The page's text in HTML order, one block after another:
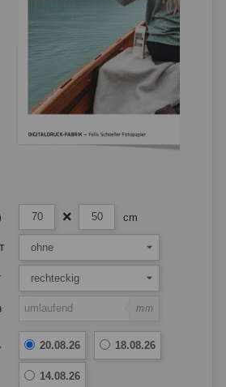
cm
ohne
rechteckig
mm
20.08.26 18.08.26
14.08.26